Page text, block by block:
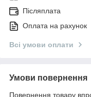
Післяплата
Оплата на рахунок
Всі умови оплати
Умови повернення
Повернення товару